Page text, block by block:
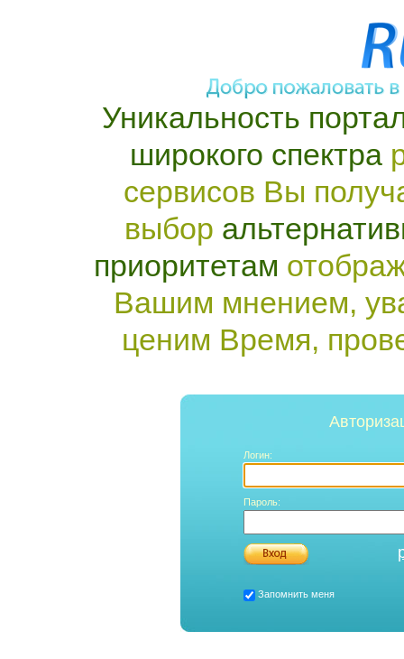
Уникальность
широкого спектра
сервисов Вы
выбор
приоритетам
Вашим мнением,
ценим Время,
Логин:
Пароль:
Запомнить меня